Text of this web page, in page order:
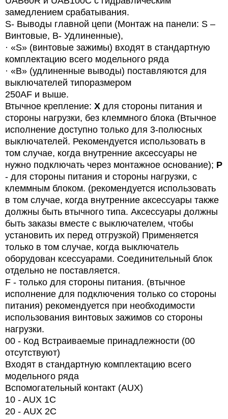
замедлением срабатывания.
S- Выводы главной цепи (Монтаж на панели: S –
Винтовые, B- Удлиненные),
· «S» (винтовые зажимы) входят в стандартную
комплектацию всего модельного ряда
· «B» (удлиненные выводы) поставляются для
выключателей типоразмером
250AF и выше.
Втычное крепление: X для стороны питания и
стороны нагрузки, без клеммного блока (Втычное
исполнение доступно только для 3-полюсных
выключателей. Рекомендуется использовать в
том случае, когда внутренние аксессуары не
нужно подключать через монтажное основание); P
- для стороны питания и стороны нагрузки, с
клеммным блоком. (рекомендуется использовать
в том случае, когда внутренние аксессуары также
должны быть втычного типа. Аксессуары должны
быть заказы вместе с выключателем, чтобы
установить их перед отгрузкой) Применяется
только в том случае, когда выключатель
оборудован ксессуарами. Соединительный блок
отдельно не поставляется.
F - только для стороны питания. (втычное
исполнение для подключения только со стороны
питания) рекомендуется при необходимости
использования винтовых зажимов со стороны
нагрузки.
00 - Код Встраиваемые принадлежности (00
отсутствуют)
Входят в стандартную комплектацию всего
модельного ряда
Вспомогательный контакт (AUX)
10 - AUX 1C
20 - AUX 2C